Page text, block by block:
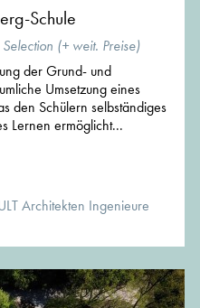
Schule
(+ weit. Preise)
der Grund- und
Umsetzung eines
den Schülern selbständiges
Lernen ermöglicht...
Architekten Ingenieure